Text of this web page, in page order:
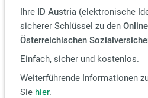
Ihre ID Austria(elektronische
sicherer Schlüssel zu den
Österreichischen
Einfach, sicher und kostenlos.
Weiterführende Informationen
Sie hier.